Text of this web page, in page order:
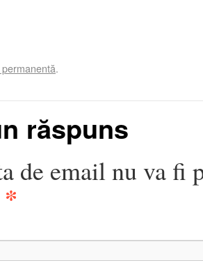
.
răspuns
de email nu va fi
*